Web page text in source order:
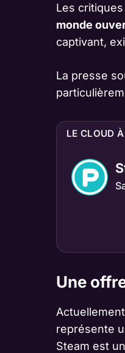
Les
monde
captivant,
La presse
LE CLOUD
Une
représente
Steam est